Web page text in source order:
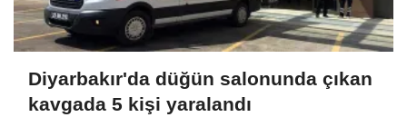
Diyarbakır'da düğün salonunda çıkan
kavgada 5 kişi yaralandı